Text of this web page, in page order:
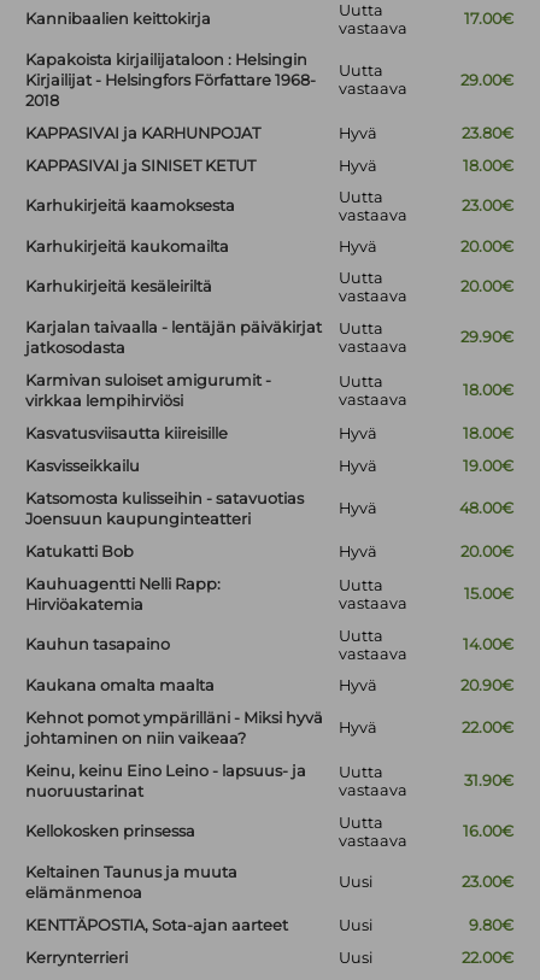
Kannibaalien keittokirja
Uutta
vastaava
17.00€
Kapakoista kirjailijataloon : Helsingin
Kirjailijat - Helsingfors Författare 1968-
2018
Uutta
vastaava
29.00€
KAPPASIVAI ja KARHUNPOJAT Hyvä
23.80€
KAPPASIVAI ja SINISET KETUT
Hyvä 18.00€
Karhukirjeitä kaamoksesta
Uutta
vastaava
23.00€
Karhukirjeitä kaukomailta Hyvä 20.00€
Karhukirjeitä kesäleiriltä
Uutta
vastaava
20.00€
Karjalan taivaalla - lentäjän päiväkirjat
jatkosodasta
Uutta
vastaava
29.90€
Karmivan suloiset amigurumit -
virkkaa lempihirviösi
Uutta
vastaava
18.00€
Kasvatusviisautta kiireisille Hyvä
18.00€
Kasvisseikkailu
Hyvä
19.00€
Katsomosta kulisseihin - satavuotias
Joensuun kaupunginteatteri
Hyvä 48.00€
Katukatti Bob Hyvä
20.00€
Kauhuagentti Nelli Rapp:
Hirviöakatemia
Uutta
vastaava
15.00€
Kauhun tasapaino
Uutta
vastaava
14.00€
Kaukana omalta maalta Hyvä
20.90€
Kehnot pomot ympärilläni - Miksi hyvä
johtaminen on niin vaikeaa?
Hyvä 22.00€
Keinu, keinu Eino Leino - lapsuus- ja
nuoruustarinat
Uutta
vastaava
31.90€
Kellokosken prinsessa
Uutta
vastaava
16.00€
Keltainen Taunus ja muuta
elämänmenoa
Uusi 23.00€
KENTTÄPOSTIA, Sota-ajan aarteet Uusi
9.80€
Kerrynterrieri
Uusi
22.00€